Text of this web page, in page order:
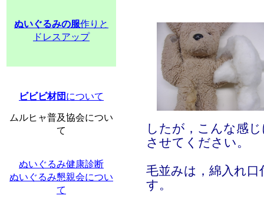
ぬいぐるみの服作りと
ドレスアップ
ビビビ材団 について
ムルヒャ普及協会につい
て
ぬいぐるみ健康診断
ぬいぐるみ懇親会につい
て
したが，こんな感
させてください。
毛並みは，綿入れ
す。